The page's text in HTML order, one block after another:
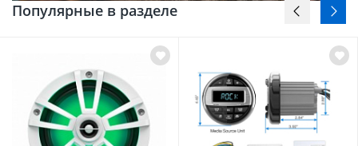
Популярные в разделе